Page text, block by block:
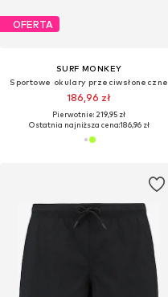
OFERTA
SURF MONKEY
Sportowe okulary przeciwsłoneczne
186,96 zł
Pierwotnie: 219,95 zł
Ostatnia najniższa cena:186,96 zł